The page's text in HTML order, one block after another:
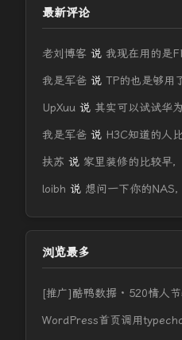
最新评论
老刘博客 说 我现在用的是
我是军爸 说 TP的也是够用
UpXuu 说 其实可以试试华
我是军爸 说 H3C知道的人
扶苏 说 家里装修的比较早
loibh 说 想问一下你的NAS
浏览最多
[推广]酷鸭数据 · 520情人节
WordPress首页调用